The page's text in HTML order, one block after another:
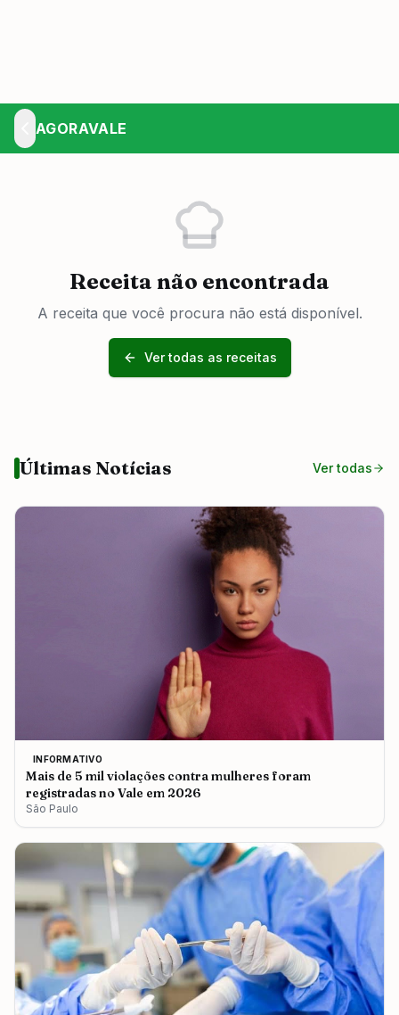
AGORAVALE
Receita não encontrada
A receita que você procura não está disponível.
Ver todas as receitas
Últimas Notícias Ver todas
INFORMATIVO
Mais de 5 mil violações contra mulheres foram
registradas no Vale em 2026
São Paulo